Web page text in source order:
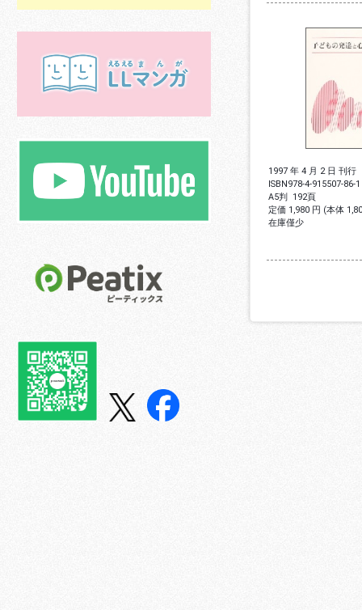
1997 年 4 月 2 日 刊行
ISBN978-4-915507-86-1
A5判 192頁
定価 1,980 円 (本体
在庫僅少